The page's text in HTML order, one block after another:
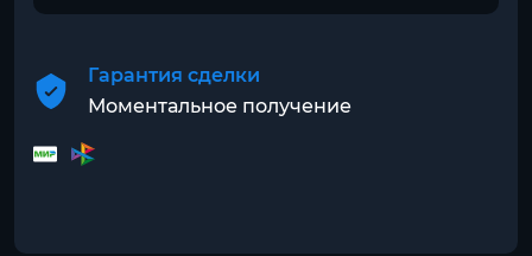
Гарантия сделки
Моментальное получение